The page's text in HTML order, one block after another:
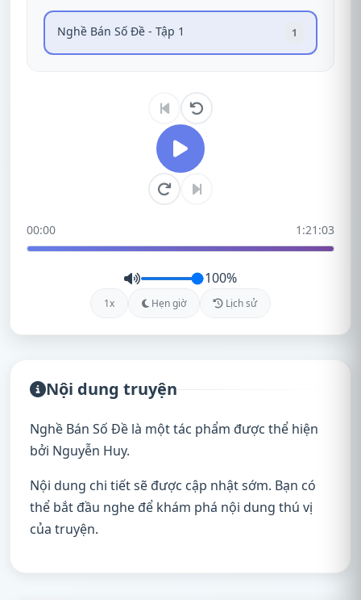
Nghề Bán Số Đề - Tập 1 1
00:00 1:21:03
100%
1x Hẹn giờ Lịch sử
Nội dung truyện
Nghề Bán Số Đề là một tác phẩm được thể hiện
bởi Nguyễn Huy.
Nội dung chi tiết sẽ được cập nhật sớm. Bạn có
thể bắt đầu nghe để khám phá nội dung thú vị
của truyện.